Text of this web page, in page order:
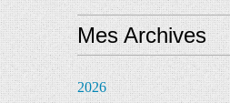
Mes Archives
2026